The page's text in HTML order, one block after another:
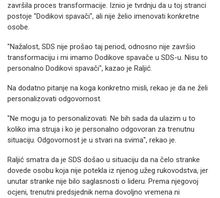
završila proces transformacije. Iznio je tvrdnju da u toj stranci
postoje "Dodikovi spavači", ali nije želio imenovati konkretne
osobe.
"Nažalost, SDS nije prošao taj period, odnosno nije završio
transformaciju i mi imamo Dodikove spavače u SDS-u. Nisu to
personalno Dodikovi spavači", kazao je Raljić.
Na dodatno pitanje na koga konkretno misli, rekao je da ne želi
personalizovati odgovornost.
"Ne mogu ja to personalizovati. Ne bih sada da ulazim u to
koliko ima struja i ko je personalno odgovoran za trenutnu
situaciju. Odgovornost je u stvari na svima", rekao je.
Raljić smatra da je SDS došao u situaciju da na čelo stranke
dovede osobu koja nije potekla iz njenog užeg rukovodstva, jer
unutar stranke nije bilo saglasnosti o lideru. Prema njegovoj
ocjeni, trenutni predsjednik nema dovoljno vremena ni